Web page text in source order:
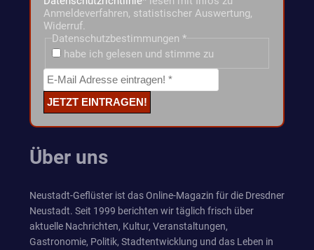
Anmeldeverfahren, statistischer Auswertung,
Widerruf.
Datenschutzbestimmungen *
habe ich gelesen und stimme zu
Über uns
Neustadt-Geflüster ist das Online-Magazin für die Dresdner
Neustadt. Seit 1999 berichten wir täglich frisch über
aktuelle Nachrichten, Kultur, Veranstaltungen,
Gastronomie, Politik, Stadtentwicklung und das Leben in